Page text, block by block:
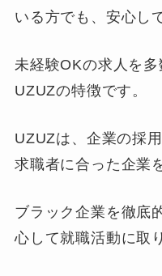
いる方でも、安心し
未経験OKの求人を多
UZUZの特徴です。
UZUZは、企業の採
求職者に合った企業
ブラック企業を徹底
心して就職活動に取